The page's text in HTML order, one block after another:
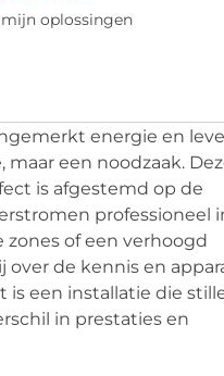
oplossingen
energie en
een noodzaak.
is afgestemd op de
professioneel
of een verhoogd
over de kennis en
is een installatie die
in prestaties en